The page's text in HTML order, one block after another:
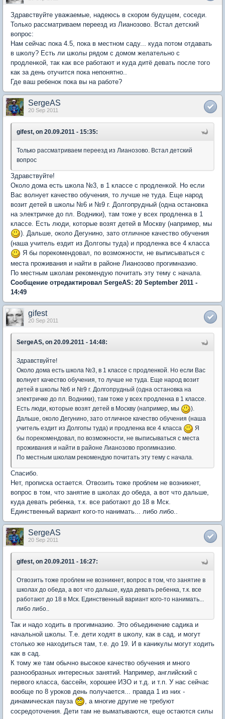
Здравствуйте уважаемые, надеюсь в скором будущем, соседи.
Только рассматриваем переезд из Лианозово. Встал детский
вопрос:
Нам сейчас пока 4.5, пока в местном саду... куда потом отдавать
в школу? Есть ли школы рядом с домом желательно с
продленкой, так как все работают и куда дитё девать после того
как за день отучится пока непонятно..
Где ваш ребенок пока вы на работе?
SergeAS
20 Sep 2011
gifest, on 20.09.2011 - 15:35:
Только рассматриваем переезд из Лианозово. Встал детский
вопрос
Здравствуйте!
Около дома есть школа №3, в 1 классе с продленкой. Но если
Вас волнует качество обучения, то лучше не туда. Еще народ
возит детей в школы №6 и №9 г. Долгопрудный (одна остановка
на электричке до пл. Водники), там тоже у всех продленка в 1
классе. Есть люди, которые возят детей в Москву (например, мы
). Дальше, около Дегунино, зато отличное качество обучения
(наша учитель ездит из Долгопы туда) и продленка все 4 класса
Я бы порекомендовал, по возможности, не выписываться с
места проживания и найти в районе Лианозово прогимназию.
По местным школам рекомендую почитать эту тему с начала.
Сообщение отредактировал SergeAS: 20 September 2011 -
14:49
gifest
20 Sep 2011
SergeAS, on 20.09.2011 - 14:48:
Здравствуйте!
Около дома есть школа №3, в 1 классе с продленкой. Но если Вас
волнует качество обучения, то лучше не туда. Еще народ возит
детей в школы №6 и №9 г. Долгопрудный (одна остановка на
электричке до пл. Водники), там тоже у всех продленка в 1 классе.
Есть люди, которые возят детей в Москву (например, мы
).
Дальше, около Дегунино, зато отличное качество обучения (наша
учитель ездит из Долгопы туда) и продленка все 4 класса
Я
бы порекомендовал, по возможности, не выписываться с места
проживания и найти в районе Лианозово прогимназию.
По местным школам рекомендую почитать эту тему с начала.
Спасибо.
Нет, прописка остается. Отвозить тоже проблем не возникнет,
вопрос в том, что занятие в школах до обеда, а вот что дальше,
куда девать ребенка, т.к. все работают до 18 в Мск.
Единственный вариант кого-то нанимать... либо либо..
SergeAS
20 Sep 2011
gifest, on 20.09.2011 - 16:27:
Отвозить тоже проблем не возникнет, вопрос в том, что занятие в
школах до обеда, а вот что дальше, куда девать ребенка, т.к. все
работают до 18 в Мск. Единственный вариант кого-то нанимать...
либо либо..
Так и надо ходить в прогимназию. Это объединение садика и
начальной школы. Т.е. дети ходят в школу, как в сад, и могут
столько же находиться там, т.е. до 19. И в каникулы могут ходить
как в сад.
К тому же там обычно высокое качество обучения и много
разнообразных интересных занятий. Например, английский с
первого класса, бассейн, хорошее ИЗО и т.д. и т.п. У нас сейчас
вообще по 8 уроков день получается... правда 1 из них -
динамическая пауза
, а многие другие не требуют
сосредоточения. Дети там не выматываются, еще остаются силы